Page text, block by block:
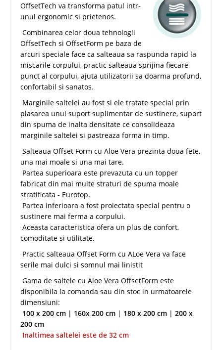
OffsetTech va transforma patul intr-
unul ergonomic si prietenos.
Combinarea celor doua tehnologii
OffsetTech si OffsetForm pe baza de
arcuri speciale face ca salteaua sa raspunda rapid la
miscarile corpului, practic salteaua sprijina fiecare
punct al corpului, ajuta utilizatorii sa doarma profund,
confortabil si sanatos.
Marginile saltelei au fost si ele tratate special prin
plasarea unui suport suplimentar de sustinere, suport
din spuma de inalta densitate ce consolideaza
marginile saltelei si pastreaza forma in timp.
Salteaua Offset Form cu Aloe Vera prezinta doua fete,
una mai moale si una mai tare.
Partea superioara este prevazuta cu un topper
fabricat din mai multe straturi de spuma moale
stratificata - Eurotop.
Partea inferioara a fost proiectata special pentru o
sustinere mai ferma a corpului.
Aceasta caracteristica ofera un plus de confort,
comoditate si utilitate.
Practic salteaua Offset Form cu ALoe Vera va face
serile mai dulci si somnul mai linistit
Gama de saltele cu Aloe Vera OffsetForm este
disponibila la comanda sau din stoc in urmatoarele
dimensiuni:
100 x 200 cm | 160x 200 cm | 180 x 200 cm | 200 x
200 cm
Inaltimea saltelei este de 32 cm